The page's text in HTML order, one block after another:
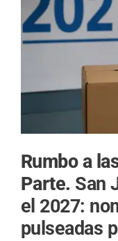
Rumbo a
Parte. San
el 2027:
pulseadas